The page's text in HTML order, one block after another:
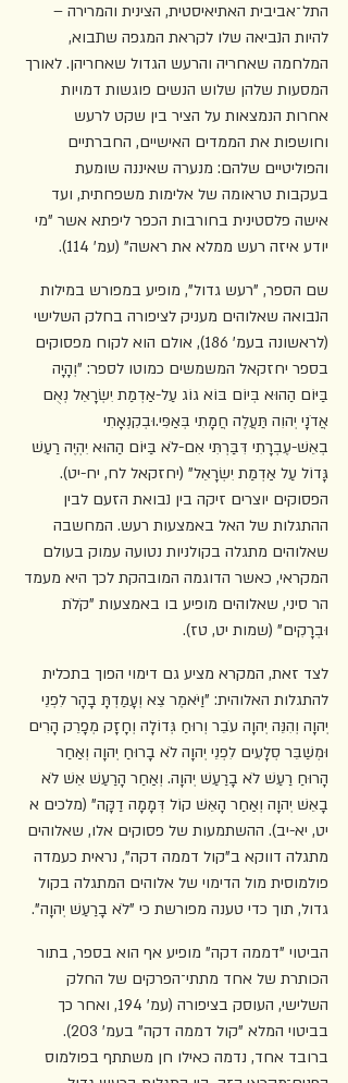
התל־אביבית האתיאיסטית, הצינית והמרירה –
להיות הנביאה שלו לקראת המגפה שתבוא,
המלחמה שאחריה והרעש הגדול שאחריהן. לאורך
המסעות שלהן שלוש הנשים פוגשות דמויות
אחרות הנמצאות על הציר בין שקט לרעש
וחושפות את הממדים האישיים, החברתיים
והפוליטיים שלהם: מנערה שאיננה שומעת
בעקבות טראומה של אלימות משפחתית, ועד
אישה פלסטינית בחורבות הכפר ליפתא אשר "מי
יודע איזה רעש ממלא את ראשה" (עמ' 114).
שם הספר, "רעש גדול", מופיע במפורש במילות
הנבואה שאלוהים מעניק לציפורה בחלק השלישי
(לראשונה בעמ' 186), אולם הוא לקוח מפסוקים
בספר יחזקאל המשמשים כמוטו לספר: "וְהָיָה
בַּיּוֹם הַהוּא בְּיוֹם בּוֹא גוֹג עַל-אַדְמַת יִשְׂרָאֵל נְאֻם
אֲדֹנָי יְהוִה תַּעֲלֶה חֲמָתִי בְּאַפִּי.וּבְקִנְאָתִי
בְאֵשׁ-עֶבְרָתִי דִּבַּרְתִּי אִם-לֹא בַּיּוֹם הַהוּא יִהְיֶה רַעַשׁ
גָּדוֹל עַל אַדְמַת יִשְׂרָאֵל" (יחזקאל לח, יח-יט).
הפסוקים יוצרים זיקה בין נבואת הזעם לבין
ההתגלות של האל באמצעות רעש. המחשבה
שאלוהים מתגלה בקולניות נטועה עמוק בעולם
המקראי, כאשר הדוגמה המובהקת לכך היא מעמד
הר סיני, שאלוהים מופיע בו באמצעות "קֹלֹת
וּבְרָקִים" (שמות יט, טז).
לצד זאת, המקרא מציע גם דימוי הפוך בתכלית
להתגלות האלוהית: "וַיֹּאמֶר צֵא וְעָמַדְתָּ בָהָר לִפְנֵי
יְהוָה וְהִנֵּה יְהוָה עֹבֵר וְרוּחַ גְּדוֹלָה וְחָזָק מְפָרֵק הָרִים
וּמְשַׁבֵּר סְלָעִים לִפְנֵי יְהוָה לֹא בָרוּחַ יְהוָה וְאַחַר
הָרוּחַ רַעַשׁ לֹא בָרַעַשׁ יְהוָה. וְאַחַר הָרַעַשׁ אֵשׁ לֹא
בָאֵשׁ יְהוָה וְאַחַר הָאֵשׁ קוֹל דְּמָמָה דַקָּה" (מלכים א
יט, יא-יב). ההשתמעות של פסוקים אלו, שאלוהים
מתגלה דווקא ב"קול דממה דקה", נראית כעמדה
פולמוסית מול הדימוי של אלוהים המתגלה בקול
גדול, תוך כדי טענה מפורשת כי "לֹא בָרַעַשׁ יְהוָה".
הביטוי "דממה דקה" מופיע אף הוא בספר, בתור
הכותרת של אחד מתתי־הפרקים של החלק
השלישי, העוסק בציפורה (עמ' 194, ואחר כך
בביטוי המלא "קול דממה דקה" בעמ' 203).
ברובד אחד, נדמה כאילו חן משתתף בפולמוס